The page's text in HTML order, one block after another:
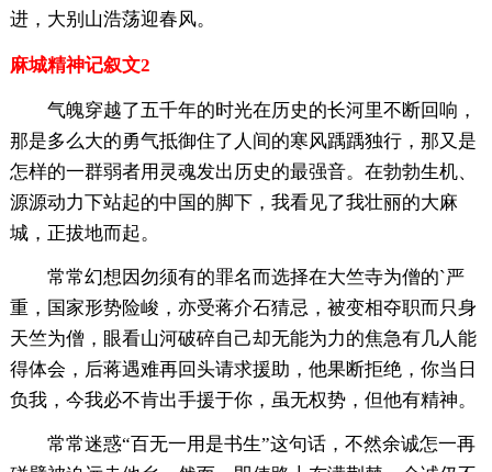
进，大别山浩荡迎春风。
麻城精神记叙文2
气魄穿越了五千年的时光在历史的长河里不断回响，
那是多么大的勇气抵御住了人间的寒风踽踽独行，那又是
怎样的一群弱者用灵魂发出历史的最强音。在勃勃生机、
源源动力下站起的中国的脚下，我看见了我壮丽的大麻
城，正拔地而起。
常常幻想因勿须有的罪名而选择在大竺寺为僧的`严
重，国家形势险峻，亦受蒋介石猜忌，被变相夺职而只身
天竺为僧，眼看山河破碎自己却无能为力的焦急有几人能
得体会，后蒋遇难再回头请求援助，他果断拒绝，你当日
负我，今我必不肯出手援于你，虽无权势，但他有精神。
常常迷惑“百无一用是书生”这句话，不然余诚怎一再